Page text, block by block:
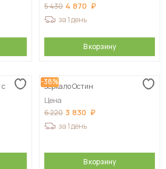
5 430 4 870
за 1 день
В корзину
-38%
Зеркало Остин
Цена
6 220 3 830
за 1 день
В корзину